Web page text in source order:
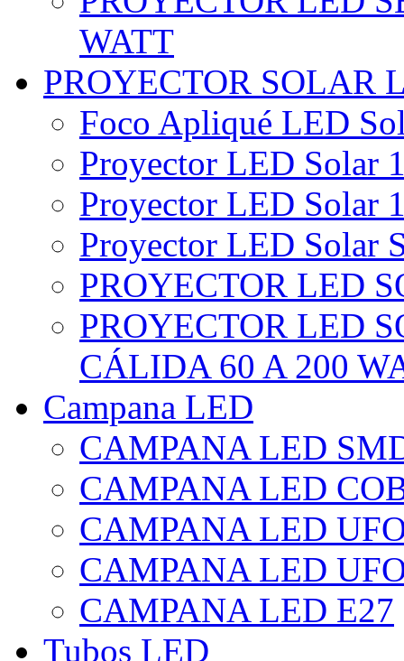
WATT
PROYECTOR SOLAR
Foco Apliqué LED
Proyector LED Solar
Proyector LED Solar
Proyector LED Solar
PROYECTOR LED
PROYECTOR LED
CÁLIDA 60 A 200
Campana LED
CAMPANA LED
CAMPANA LED
CAMPANA LED
CAMPANA LED
CAMPANA LED E27
Tubos LED